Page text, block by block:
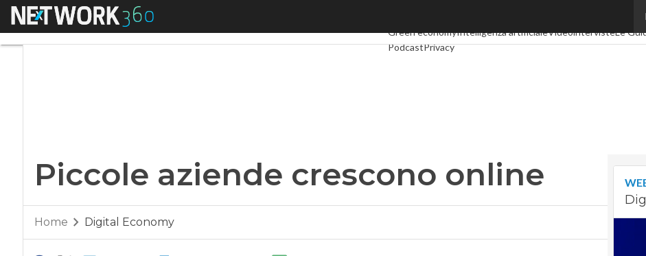
Menu SpacEconomy
Green economyIntelligenza artificialeVideointervisteLe
PodcastPrivacy
Piccole aziende crescono online
Home Digital Economy